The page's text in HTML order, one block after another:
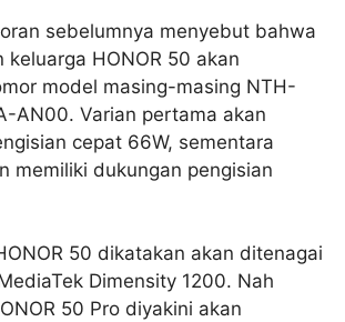
sebelumnya menyebut bahwa
keluarga HONOR 50 akan
model masing-masing NTH-
AN00. Varian pertama akan
cepat 66W, sementara
memiliki dukungan pengisian
50 dikatakan akan ditenagai
Dimensity 1200. Nah
50 Pro diyakini akan